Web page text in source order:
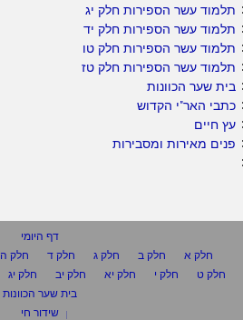
תלמוד עשר הספירות חלק יג
תלמוד עשר הספירות חלק יד
תלמוד עשר הספירות חלק טו
תלמוד עשר הספירות חלק טז
בית שער הכוונות
כתבי האר"י הקדוש
עץ חיים
פנים מאירות ומסבירות
דף היומי
חלק א
חלק ב חלק ג חלק ד חלק ה
חלק ט
חלק י חלק יא חלק יב חלק יג
בית שער הכוונות
שידור חי